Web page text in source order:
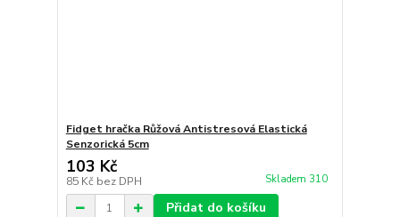
Fidget hračka Růžová Antistresová Elastická
Senzorická 5cm
103 Kč
85 Kč bez DPH Skladem 310
Přidat do košíku